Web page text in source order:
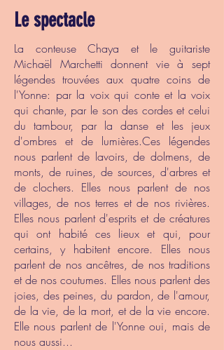
Le spectacle
La conteuse Chaya et le guitariste
Michaël Marchetti donnent vie à sept
légendes trouvées aux quatre coins de
l'Yonne: par la voix qui conte et la voix
qui chante, par le son des cordes et celui
du tambour, par la danse et les jeux
d'ombres et de lumières.Ces légendes
nous parlent de lavoirs, de dolmens, de
monts, de ruines, de sources, d'arbres et
de clochers. Elles nous parlent de nos
villages, de nos terres et de nos rivières.
Elles nous parlent d'esprits et de créatures
qui ont habité ces lieux et qui, pour
certains, y habitent encore. Elles nous
parlent de nos ancêtres, de nos traditions
et de nos coutumes. Elles nous parlent des
joies, des peines, du pardon, de l'amour,
de la vie, de la mort, et de la vie encore.
Elle nous parlent de l'Yonne oui, mais de
nous aussi...